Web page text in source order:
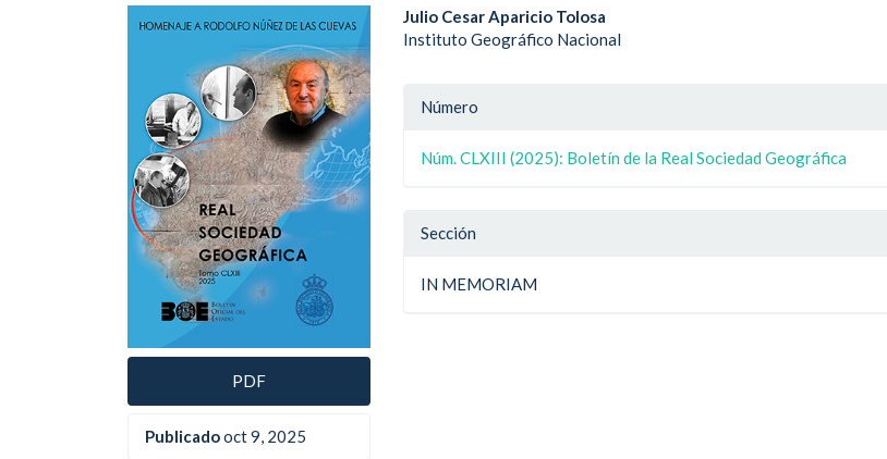
Barra
lateral
del
artículo
PDF
Publicadooct 9, 2025
Contenido
principal
del
Julio Cesar Aparicio Tolosa
Instituto Geográfico Nacional
Detalle
artículo
Número
Núm. CLXIII (2025): Boletín de la Real Sociedad Geográfica
Sección
IN MEMORIAM